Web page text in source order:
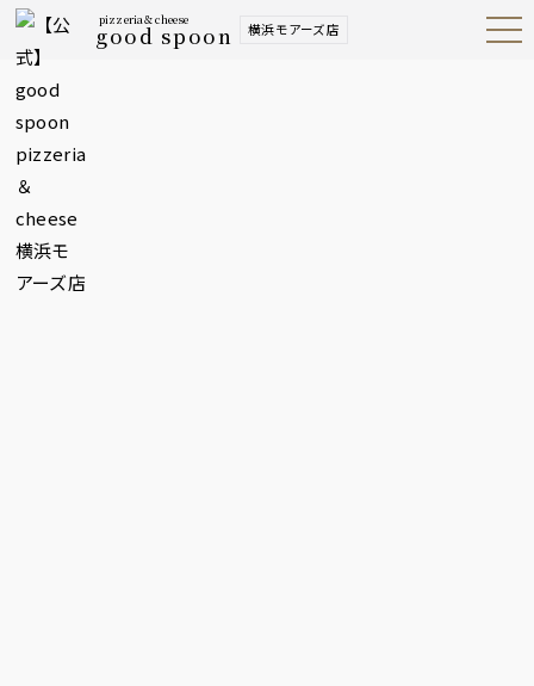
pizzeria＆cheese
good spoon 横浜モアーズ店 Open
Navig